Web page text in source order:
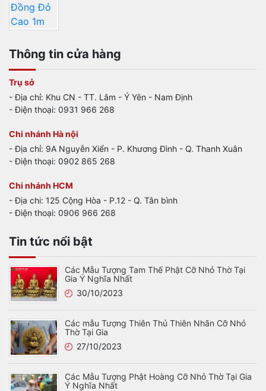
Thông tin cửa hàng
Trụ sở
- Địa chỉ: Khu CN - TT. Lâm - Ý Yên - Nam Định
- Điện thoại: 0931 966 268
Chi nhánh Hà nội
- Địa chỉ: 9A Nguyễn Xiển - P. Khương Đình - Q. Thanh Xuân
- Điện thoại: 0902 865 268
Chi nhánh HCM
- Địa chi: 125 Cộng Hòa - P.12 - Q. Tân bình
- Điện thoại: 0906 966 268
Tin tức nổi bật
Các Mẫu Tượng Tam Thế Phật Cỡ Nhỏ Thờ Tại
Gia Ý Nghĩa Nhất
30/10/2023
Các mẫu Tượng Thiên Thủ Thiên Nhãn Cỡ Nhỏ
Thờ Tại Gia
27/10/2023
Các Mẫu Tượng Phật Hoàng Cỡ Nhỏ Thờ Tại Gia
Ý Nghĩa Nhất